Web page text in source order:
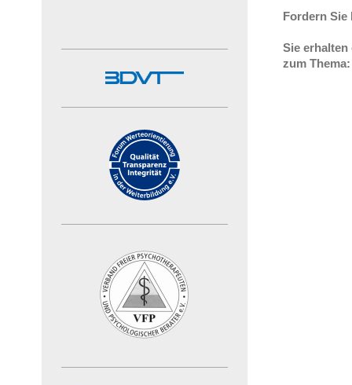
Fordern Sie
Sie
zum